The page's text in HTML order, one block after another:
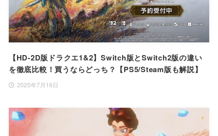
【HD-2D版ドラクエ1&2】Switch版とSwitch2版の違い
を徹底比較！買うならどっち？【PS5/Steam版も解説】
2025年7月16日